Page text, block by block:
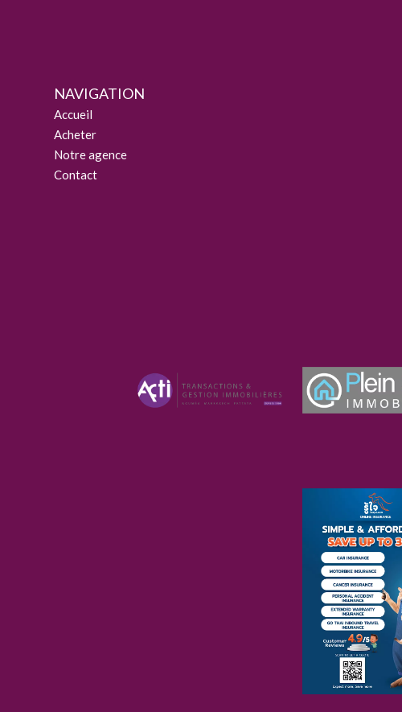
NAVIGATION
Accueil
Acheter
Notre agence
Contact